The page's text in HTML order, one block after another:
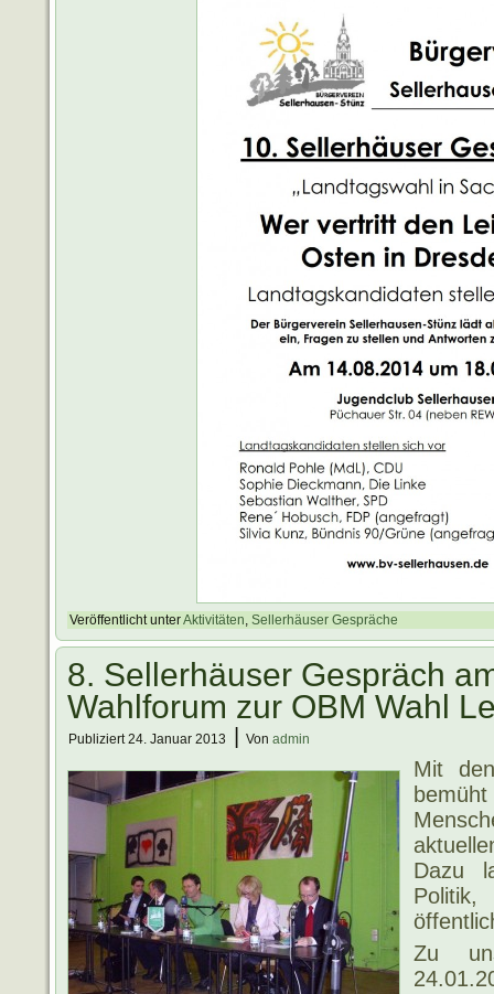
Veröffentlicht unterAktivitäten, Sellerhäuser Gespräche
8. Sellerhäuser Gespräch
Wahlforum zur OBM Wahl
Publiziert 24. Januar 2013 Von admin
Mit
Dazu
Zu